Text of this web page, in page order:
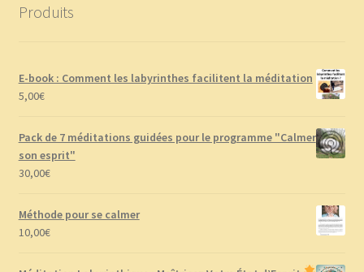
Produits
E-book : Comment les labyrinthes facilitent la méditation
5,00€
Pack de 7 méditations guidées pour le programme "Calmer
son esprit"
30,00€
Méthode pour se calmer
10,00€